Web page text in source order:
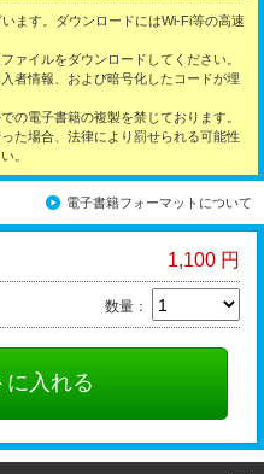
ます。ダウンロードにはWi-Fi等の高速
ァイルをダウンロードしてください。
者情報、および暗号化したコードが埋
の電子書籍の複製を禁じております。
た場合、法律により罰せられる可能性
。
電子書籍フォーマットについて
1,100 円
数量：
に入れる